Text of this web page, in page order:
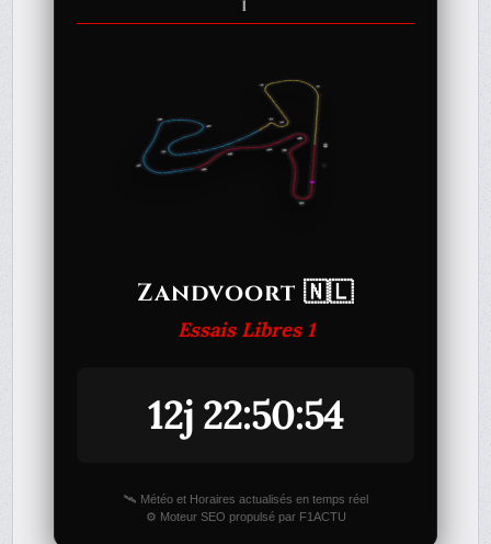
1
Zandvoort 🇳🇱
Essais Libres 1
12j 22:50:54
🛰️ Météo et Horaires actualisés en temps réel
⚙️ Moteur SEO propulsé par F1ACTU